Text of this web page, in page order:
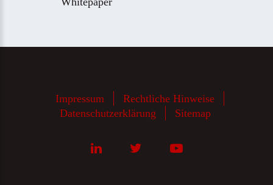
Impressum
Rechtliche Hinweise
Datenschutzerklärung
Sitemap